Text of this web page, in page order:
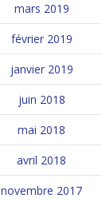
mars 2019
février 2019
janvier 2019
juin 2018
mai 2018
avril 2018
novembre 2017